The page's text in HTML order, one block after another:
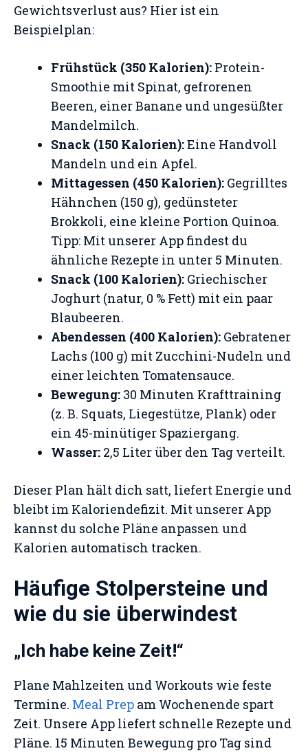
Gewichtsverlust aus? Hier ist ein
Beispielplan:
Frühstück (350 Kalorien): Protein-
Smoothie mit Spinat, gefrorenen
Beeren, einer Banane und ungesüßter
Mandelmilch.
Snack (150 Kalorien):Eine Handvoll
Mandeln und ein Apfel.
Mittagessen (450 Kalorien): Gegrilltes
Hähnchen (150 g), gedünsteter
Brokkoli, eine kleine Portion Quinoa.
Tipp: Mit unserer App findest du
ähnliche Rezepte in unter 5 Minuten.
Snack (100 Kalorien): Griechischer
Joghurt (natur, 0 % Fett) mit ein paar
Blaubeeren.
Abendessen (400 Kalorien): Gebratener
Lachs (100 g) mit Zucchini-Nudeln und
einer leichten Tomatensauce.
Bewegung: 30 Minuten Krafttraining
(z. B. Squats, Liegestütze, Plank) oder
ein 45-minütiger Spaziergang.
Wasser: 2,5 Liter über den Tag verteilt.
Dieser Plan hält dich satt, liefert Energie und
bleibt im Kaloriendefizit. Mit unserer App
kannst du solche Pläne anpassen und
Kalorien automatisch tracken.
Häufige Stolpersteine und
wie du sie überwindest
„Ich habe keine Zeit!“
Plane Mahlzeiten und Workouts wie feste
Termine. Meal Prep am Wochenende spart
Zeit. Unsere App liefert schnelle Rezepte und
Pläne. 15 Minuten Bewegung pro Tag sind